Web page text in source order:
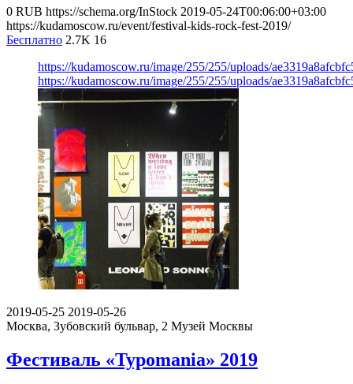
0 RUB https://schema.org/InStock 2019-05-24T00:06:00+03:00
https://kudamoscow.ru/event/festival-kids-rock-fest-2019/
Бесплатно 2.7K 16
https://kudamoscow.ru/image/255/255/uploads/
https://kudamoscow.ru/image/255/255/uploads/
2019-05-25 2019-05-26
Москва, Зубовский бульвар, 2 Музей Москвы
Фестиваль «Typomania» 2019